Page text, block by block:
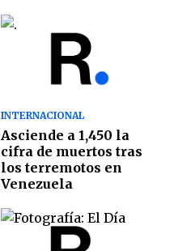
INTERNACIONAL
Asciende a 1,450 la
cifra de muertos tras
los terremotos en
Venezuela